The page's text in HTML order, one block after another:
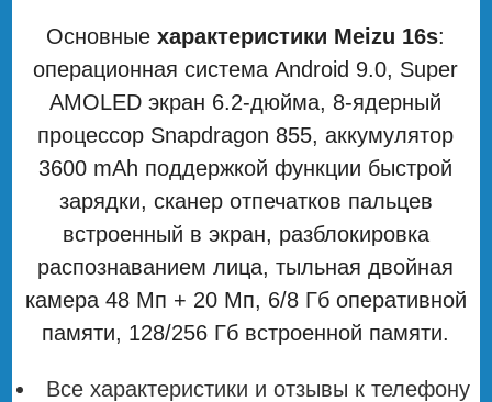
Основныехарактеристики Meizu 16s:
операционная система Android 9.0, Super
AMOLED экран 6.2-дюйма, 8-ядерный
процессор Snapdragon 855, аккумулятор
3600 mAh поддержкой функции быстрой
зарядки, сканер отпечатков пальцев
встроенный в экран, разблокировка
распознаванием лица, тыльная двойная
камера 48 Мп + 20 Мп, 6/8 Гб оперативной
памяти, 128/256 Гб встроенной памяти.
Все характеристики и отзывы к телефону